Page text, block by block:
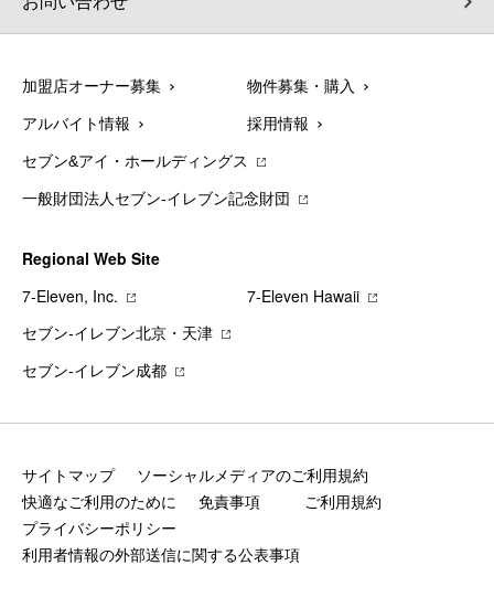
加盟店オーナー募集 物件募集・購入
アルバイト情報 採用情報
セブン&アイ・ホールディングス
一般財団法人セブン-イレブン記念財団
Regional Web Site
7‐Eleven, Inc.
7‐Eleven Hawaii
セブン‐イレブン北京・天津
セブン‐イレブン成都
サイトマップ
ソーシャルメディアのご利用規約
快適なご利用のために
免責事項
ご利用規約
プライバシーポリシー
利用者情報の外部送信に関する公表事項